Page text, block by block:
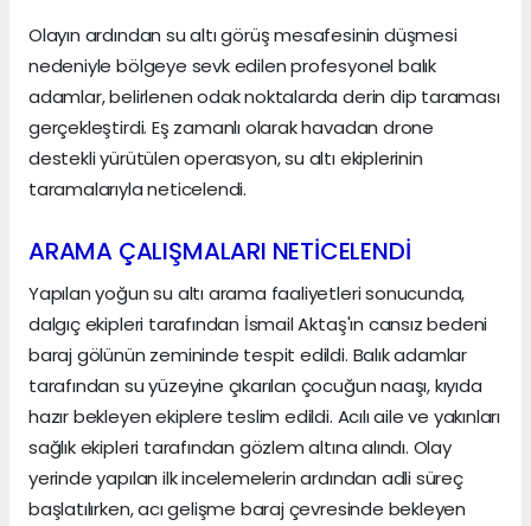
Olayın ardından su altı görüş mesafesinin düşmesi
nedeniyle bölgeye sevk edilen profesyonel balık
adamlar, belirlenen odak noktalarda derin dip taraması
gerçekleştirdi. Eş zamanlı olarak havadan drone
destekli yürütülen operasyon, su altı ekiplerinin
taramalarıyla neticelendi.
ARAMA ÇALIŞMALARI NETİCELENDİ
Yapılan yoğun su altı arama faaliyetleri sonucunda,
dalgıç ekipleri tarafından İsmail Aktaş'ın cansız bedeni
baraj gölünün zemininde tespit edildi. Balık adamlar
tarafından su yüzeyine çıkarılan çocuğun naaşı, kıyıda
hazır bekleyen ekiplere teslim edildi. Acılı aile ve yakınları
sağlık ekipleri tarafından gözlem altına alındı. Olay
yerinde yapılan ilk incelemelerin ardından adli süreç
başlatılırken, acı gelişme baraj çevresinde bekleyen